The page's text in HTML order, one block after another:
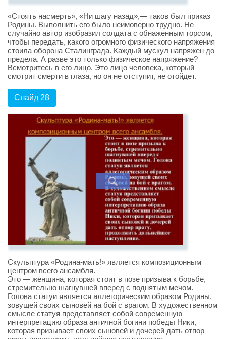
«Стоять насмерть», «Ни шагу назад»,— таков был приказ
Родины. Выполнить его было неимоверно трудно. Не
случайно автор изобразил солдата с обнаженным торсом,
чтобы передать, какого огромного физического напряжения
стоила оборона Сталинграда. Каждый мускул напряжен до
предела. А разве это только физическое напряжение?
Всмотритесь в его лицо. Это лицо человека, который
смотрит смерти в глаза, но он не отступит, не отойдет.
Слайд 28
Скульптура «Родина-мать!» является композиционным
центром всего ансамбля.
Это — женщина, которая стоит в позе призыва к борьбе,
стремительно шагнувшей вперед с поднятым мечом.
Голова статуи является аллегорическим образом Родины,
зовущей своих сыновей на бой с врагом. В художественном
смысле статуя представляет собой современную
интерпретацию образа античной богини победы Ники,
которая призывает своих сыновей и дочерей дать отпор